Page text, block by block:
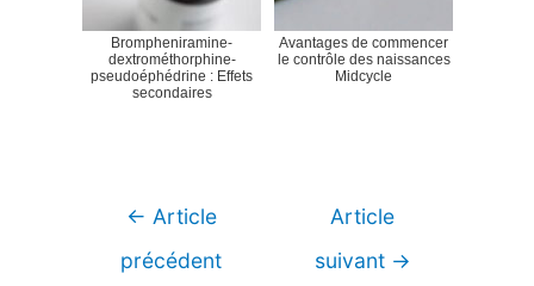
Brompheniramine-
dextrométhorphine-
pseudoéphédrine : Effets
secondaires
Avantages de commencer
le contrôle des naissances
Midcycle
Navigation
← Article
précédent
Article
suivant →